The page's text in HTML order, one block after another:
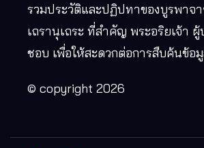
รวมประวัติและปฏิปทาของบูรพาจ
เถรานุเถระ ที่สำคัญ พระอริยเจ้า
ชอบ เพื่อให้สะดวกต่อการสืบค้นข้อ
© copyright 2026